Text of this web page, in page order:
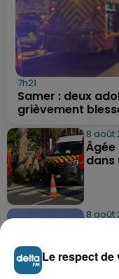
7h21
Samer : deux
grièvement
8 août
Âgée
dans
8 août
un
Le respect